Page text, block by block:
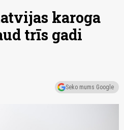
karoga
trīs gadi
Seko mums Google